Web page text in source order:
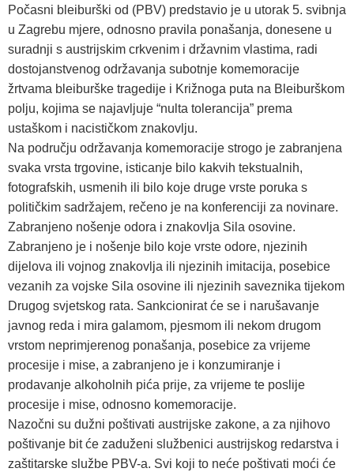
Počasni bleiburški od (PBV) predstavio je u utorak 5. svibnja
u Zagrebu mjere, odnosno pravila ponašanja, donesene u
suradnji s austrijskim crkvenim i državnim vlastima, radi
dostojanstvenog održavanja subotnje komemoracije
žrtvama bleiburške tragedije i Križnoga puta na Bleiburškom
polju, kojima se najavljuje “nulta tolerancija” prema
ustaškom i nacističkom znakovlju.
Na području održavanja komemoracije strogo je zabranjena
svaka vrsta trgovine, isticanje bilo kakvih tekstualnih,
fotografskih, usmenih ili bilo koje druge vrste poruka s
političkim sadržajem, rečeno je na konferenciji za novinare.
Zabranjeno nošenje odora i znakovlja Sila osovine.
Zabranjeno je i nošenje bilo koje vrste odore, njezinih
dijelova ili vojnog znakovlja ili njezinih imitacija, posebice
vezanih za vojske Sila osovine ili njezinih saveznika tijekom
Drugog svjetskog rata. Sankcionirat će se i narušavanje
javnog reda i mira galamom, pjesmom ili nekom drugom
vrstom neprimjerenog ponašanja, posebice za vrijeme
procesije i mise, a zabranjeno je i konzumiranje i
prodavanje alkoholnih pića prije, za vrijeme te poslije
procesije i mise, odnosno komemoracije.
Nazočni su dužni poštivati austrijske zakone, a za njihovo
poštivanje bit će zaduženi službenici austrijskog redarstva i
zaštitarske službe PBV-a. Svi koji to neće poštivati moći će